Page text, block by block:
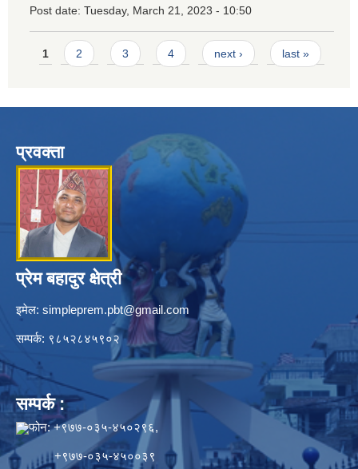
Post date: Tuesday, March 21, 2023 - 10:50
Pages
1 2 3 4 next › last »
प्रवक्ता
प्रेम बहादुर क्षेत्री
इमेल: simpleprem.pbt@gmail.com
सम्पर्क: ९८५२८४५९०२
सम्पर्क :
फोन: +९७७-०३५-४५०२९६,
+९७७-०३५-४५००३९